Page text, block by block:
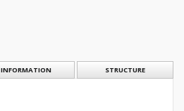
INFORMATION STRUCTURE